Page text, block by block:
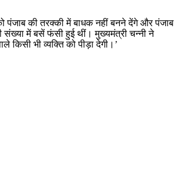
पंजाब की तरक्की में बाधक नहीं बनने देंगे और पंजाब
संख्या में बसें फंसी हुई थीं। मुख्यमंत्री चन्नी ने
किसी भी व्यक्ति को पीड़ा देगी।’